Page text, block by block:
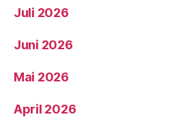
Juli 2026
Juni 2026
Mai 2026
April 2026